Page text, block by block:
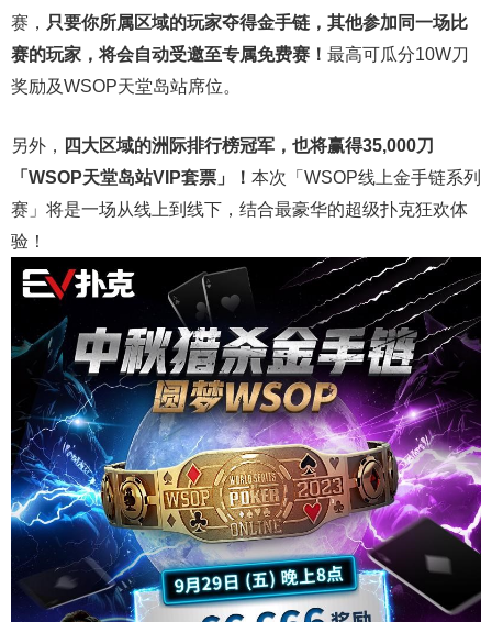
赛， 只要你所属区域的玩家夺得金手链，其他参加同一场比
赛的玩家，将会自动受邀至专属免费赛！ 最高可瓜分10W刀
奖励及WSOP天堂岛站席位。
另外， 四大区域的洲际排行榜冠军，也将赢得35,000刀
「WSOP天堂岛站VIP套票」！ 本次「WSOP线上金手链系列
赛」将是一场从线上到线下，结合最豪华的超级扑克狂欢体
验！